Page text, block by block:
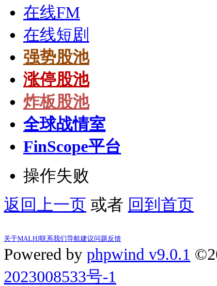
在线FM
在线短剧
强势股池
涨停股池
炸板股池
全球战情室
FinScope平台
操作失败
返回上一页 或者 回到首页
关于MALHJ联系我们导航建议问题反馈
Powered by phpwind v9.0.1
2023008533号-1